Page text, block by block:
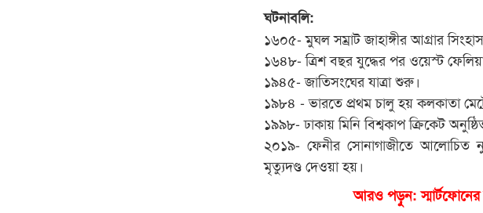
ঘটনাবলি:
১৬০৫- মুঘল সম্রাট জাহাঙ্গীর আগ্রার
১৬৪৮- ত্রিশ বছর যুদ্ধের পর ওয়েস্ট
১৯৪৫- জাতিসংঘের যাত্রা শুরু।
১৯৮৪ - ভারতে প্রথম চালু হয় কলকাতা
১৯৯৮- ঢাকায় মিনি বিশ্বকাপ ক্রিকেট
২০১৯- ফেনীর সোনাগাজীতে আলোচিত
মৃত্যুদণ্ড দেওয়া হয়।
আরও পড়ুন: স্মার্টফোনের